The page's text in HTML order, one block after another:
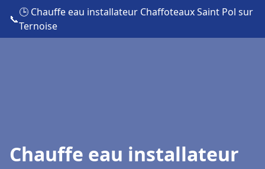
📞
🕒 Chauffe eau installateur Chaffoteaux Saint Pol sur
Ternoise
Chauffe eau installateur